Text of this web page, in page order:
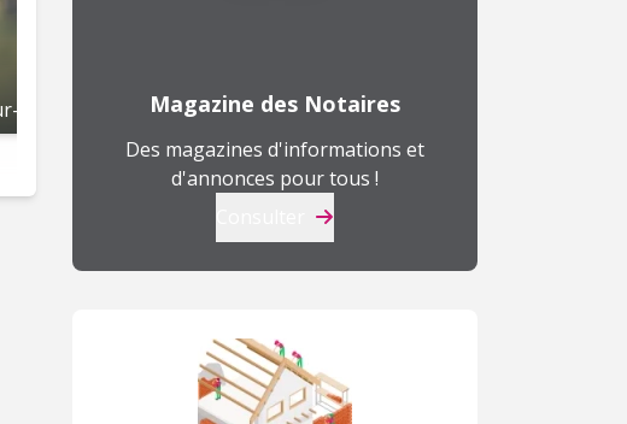
Crécy-la-Chapelle (77) Gonesse (95)
Magazine des Notaires
Des magazines d'informations et
d'annonces pour tous !